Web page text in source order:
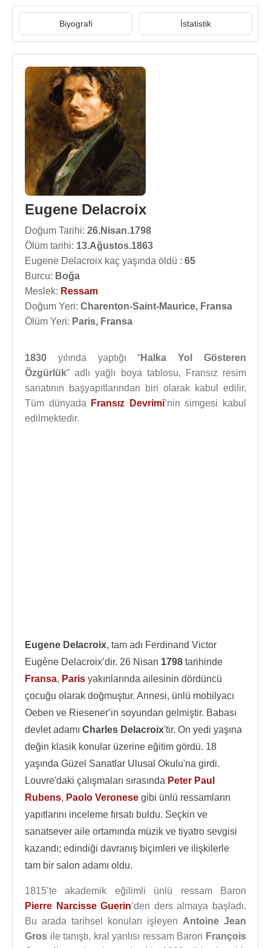
Biyografi İstatistik
Eugene Delacroix
Doğum Tarihi: 26.Nisan.1798
Ölüm tarihi: 13.Ağustos.1863
Eugene Delacroix kaç yaşında öldü : 65
Burcu: Boğa
Meslek: Ressam
Doğum Yeri: Charenton-Saint-Maurice, Fransa
Ölüm Yeri: Paris, Fransa
1830 yılında yaptığı “Halka Yol Gösteren
Özgürlük” adlı yağlı boya tablosu, Fransız resim
sanatının başyapıtlarından biri olarak kabul edilir.
Tüm dünyada
Fransız Devrimi’nin simgesi kabul
edilmektedir.
Eugene Delacroix, tam adı Ferdinand Victor
Eugène Delacroix’dir. 26 Nisan 1798 tarihinde
Fransa, Paris yakınlarında ailesinin dördüncü
çocuğu olarak doğmuştur. Annesi, ünlü mobilyacı
Oeben ve Riesener‘in soyundan gelmiştir. Babası
devlet adamı Charles Delacroix'tir. On yedi yaşına
değin klasik konular üzerine eğitim gördü. 18
yaşında Güzel Sanatlar Ulusal Okulu'na girdi.
Louvre'daki çalışmaları sırasında Peter Paul
Rubens, Paolo Veronese gibi ünlü ressamların
yapıtlarını inceleme fırsatı buldu. Seçkin ve
sanatsever aile ortamında müzik ve tiyatro sevgisi
kazandı; edindiği davranış biçimleri ve ilişkilerle
tam bir salon adamı oldu.
1815’te akademik eğilimli ünlü ressam Baron
Pierre Narcisse Guerin’den ders almaya başladı.
Bu arada tarihsel konuları işleyen Antoine Jean
Gros ile tanıştı, kral yanlısı ressam Baron François